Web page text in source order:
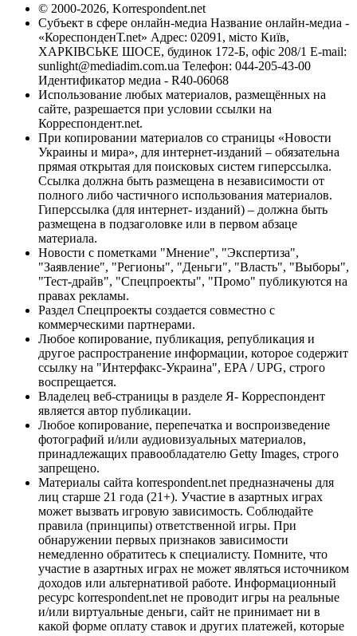
© 2000-2026, Korrespondent.net
Субъект в сфере онлайн-медиа Название онлайн-медиа -
«КореспонденТ.net» Адрес: 02091, місто Київ,
ХАРКІВСЬКЕ ШОСЕ, будинок 172-Б, офіс 208/1 E-mail:
sunlight@mediadim.com.ua Телефон: 044-205-43-00
Идентификатор медиа - R40-06068
Использование любых материалов, размещённых на
сайте, разрешается при условии ссылки на
Корреспондент.net.
При копировании материалов со страницы «Новости
Украины и мира», для интернет-изданий – обязательна
прямая открытая для поисковых систем гиперссылка.
Ссылка должна быть размещена в независимости от
полного либо частичного использования материалов.
Гиперссылка (для интернет- изданий) – должна быть
размещена в подзаголовке или в первом абзаце
материала.
Новости с пометками "Мнение", "Экспертиза",
"Заявление", "Регионы", "Деньги", "Власть", "Выборы",
"Тест-драйв", "Спецпроекты", "Промо" публикуются на
правах рекламы.
Раздел Спецпроекты создается совместно с
коммерческими партнерами.
Любое копирование, публикация, републикация и
другое распространение информации, которое содержит
ссылку на "Интерфакс-Украина", EPA / UPG, строго
воспрещается.
Владелец веб-страницы в разделе Я- Корреспондент
является автор публикации.
Любое копирование, перепечатка и воспроизведение
фотографий и/или аудиовизуальных материалов,
принадлежащих правообладателю Getty Images, строго
запрещено.
Материалы сайта korrespondent.net предназначены для
лиц старше 21 года (21+). Участие в азартных играх
может вызвать игровую зависимость. Соблюдайте
правила (принципы) ответственной игры. При
обнаружении первых признаков зависимости
немедленно обратитесь к специалисту. Помните, что
участие в азартных играх не может являться источником
доходов или альтернативой работе. Информационный
ресурс korrespondent.net не проводит игры на реальные
и/или виртуальные деньги, сайт не принимает ни в
какой форме оплату ставок и других платежей, которые